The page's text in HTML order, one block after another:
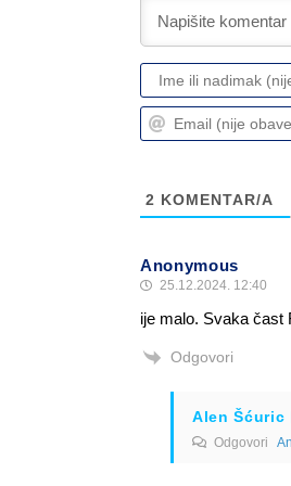
2 KOMENTAR/A
Anonymous
25.12.2024. 12:40
ije malo. Svaka čast
Odgovori
Alen Šćuric
Odgovori